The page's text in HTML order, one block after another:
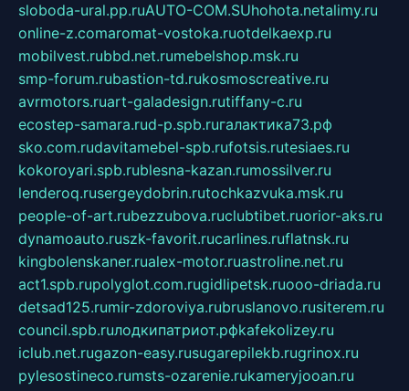
sloboda-ural.pp.ruAUTO-COM.SUhohota.netalimy.ru
online-z.comaromat-vostoka.ruotdelkaexp.ru
mobilvest.rubbd.net.rumebelshop.msk.ru
smp-forum.rubastion-td.rukosmoscreative.ru
avrmotors.ruart-galadesign.rutiffany-c.ru
ecostep-samara.rud-p.spb.ruгалактика73.рф
sko.com.rudavitamebel-spb.rufotsis.rutesiaes.ru
kokoroyari.spb.rublesna-kazan.rumossilver.ru
lenderoq.rusergeydobrin.rutochkazvuka.msk.ru
people-of-art.rubezzubova.ruclubtibet.ruorior-aks.ru
dynamoauto.ruszk-favorit.rucarlines.ruflatnsk.ru
kingbolenskaner.rualex-motor.ruastroline.net.ru
act1.spb.rupolyglot.com.rugidlipetsk.ruooo-driada.ru
detsad125.rumir-zdoroviya.rubruslanovo.rusiterem.ru
council.spb.ruлодкипатриот.рфkafekolizey.ru
iclub.net.rugazon-easy.rusugarepilekb.rugrinox.ru
pylesostineco.rumsts-ozarenie.rukameryjooan.ru